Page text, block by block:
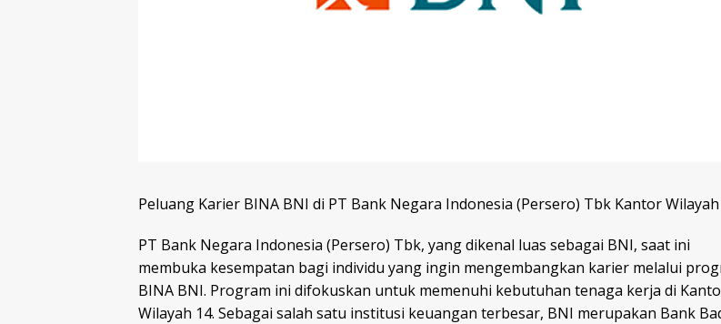
Peluang Karier BINA BNI di PT Bank Negara Indonesia (Persero) Tbk Kantor
PT Bank Negara Indonesia (Persero) Tbk, yang dikenal luas sebagai BNI, saat ini
membuka kesempatan bagi individu yang ingin mengembangkan karier melalui
BINA BNI. Program ini difokuskan untuk memenuhi kebutuhan tenaga kerja di
Wilayah 14. Sebagai salah satu institusi keuangan terbesar, BNI merupakan Bank